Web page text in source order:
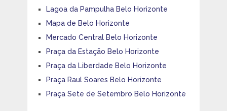
Lagoa da Pampulha Belo Horizonte
Mapa de Belo Horizonte
Mercado Central Belo Horizonte
Praça da Estação Belo Horizonte
Praça da Liberdade Belo Horizonte
Praça Raul Soares Belo Horizonte
Praça Sete de Setembro Belo Horizonte